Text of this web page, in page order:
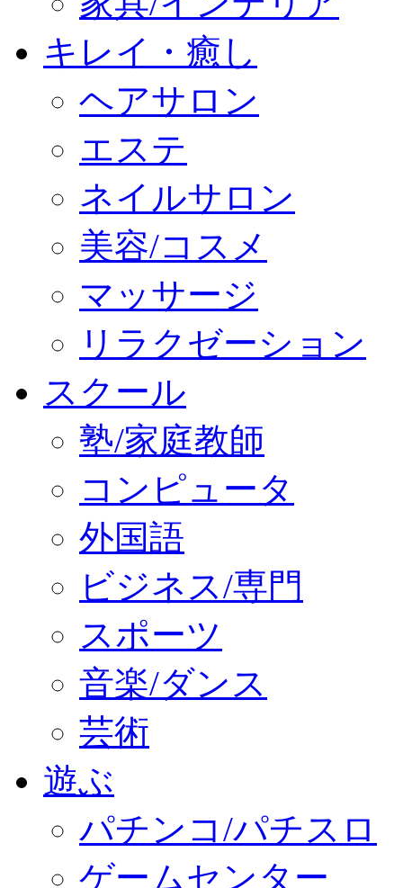
キレイ・癒し
ヘアサロン
エステ
ネイルサロン
美容/コスメ
マッサージ
リラクゼーション
スクール
塾/家庭教師
コンピュータ
外国語
ビジネス/専門
スポーツ
音楽/ダンス
芸術
遊ぶ
パチンコ/パチスロ
ゲームセンター